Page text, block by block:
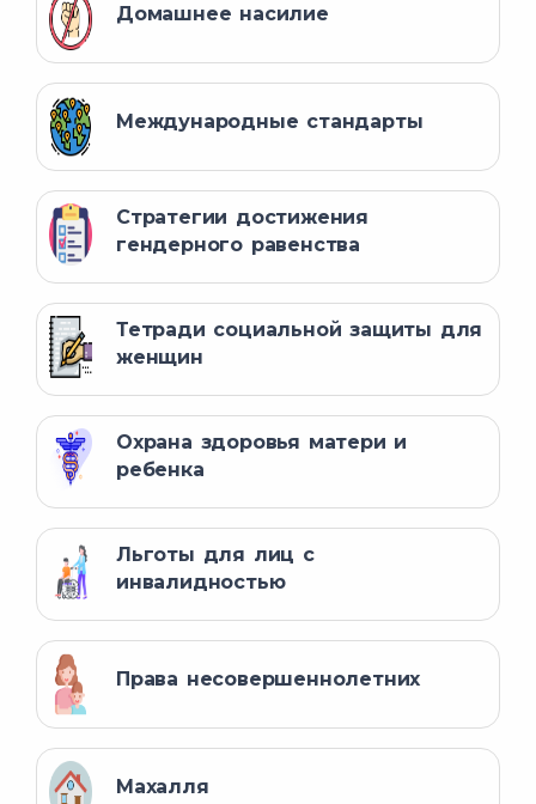
Домашнее насилие
Международные стандарты
Стратегии достижения
гендерного равенства
Тетради социальной защиты для
женщин
Охрана здоровья матери и
ребенка
Льготы для лиц с
инвалидностью
Права несовершеннолетних
Махалля